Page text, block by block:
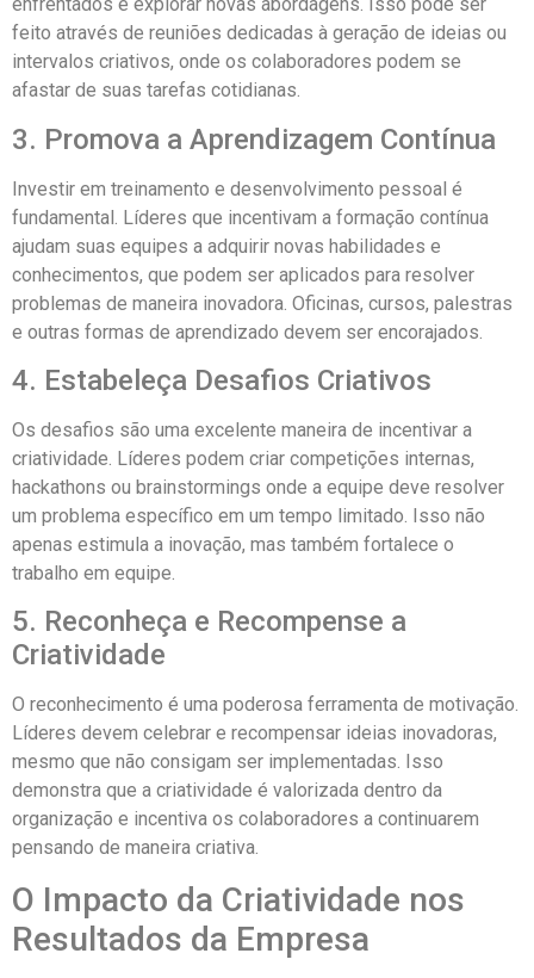
enfrentados e explorar novas abordagens. Isso pode ser
feito através de reuniões dedicadas à geração de ideias ou
intervalos criativos, onde os colaboradores podem se
afastar de suas tarefas cotidianas.
3. Promova a Aprendizagem Contínua
Investir em treinamento e desenvolvimento pessoal é
fundamental. Líderes que incentivam a formação contínua
ajudam suas equipes a adquirir novas habilidades e
conhecimentos, que podem ser aplicados para resolver
problemas de maneira inovadora. Oficinas, cursos, palestras
e outras formas de aprendizado devem ser encorajados.
4. Estabeleça Desafios Criativos
Os desafios são uma excelente maneira de incentivar a
criatividade. Líderes podem criar competições internas,
hackathons ou brainstormings onde a equipe deve resolver
um problema específico em um tempo limitado. Isso não
apenas estimula a inovação, mas também fortalece o
trabalho em equipe.
5. Reconheça e Recompense a
Criatividade
O reconhecimento é uma poderosa ferramenta de motivação.
Líderes devem celebrar e recompensar ideias inovadoras,
mesmo que não consigam ser implementadas. Isso
demonstra que a criatividade é valorizada dentro da
organização e incentiva os colaboradores a continuarem
pensando de maneira criativa.
O Impacto da Criatividade nos
Resultados da Empresa